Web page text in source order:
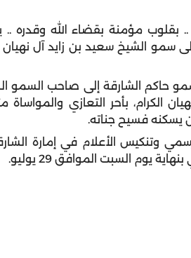
.. بقلوب مؤمنة بقضاء الله
سمو الشيخ سعيد بن زايد آل
حاكم الشارقة إلى صاحب السمو
الكرام، بأحر التعازي
يسكنه فسيح جناته.